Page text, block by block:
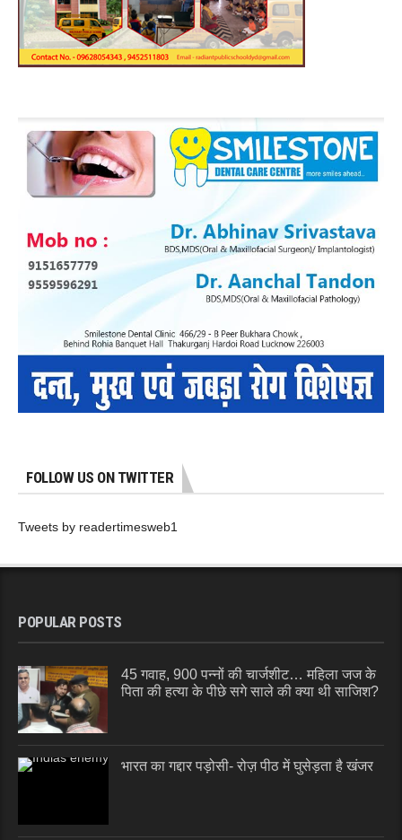
FOLLOW US ON TWITTER
Tweets by readertimesweb1
POPULAR POSTS
45 गवाह, 900 पन्नों की चार्जशीट… महिला जज के
पिता की हत्या के पीछे सगे साले की क्या थी साजिश?
भारत का गद्दार पड़ोसी- रोज़ पीठ में घुसेड़ता है खंजर